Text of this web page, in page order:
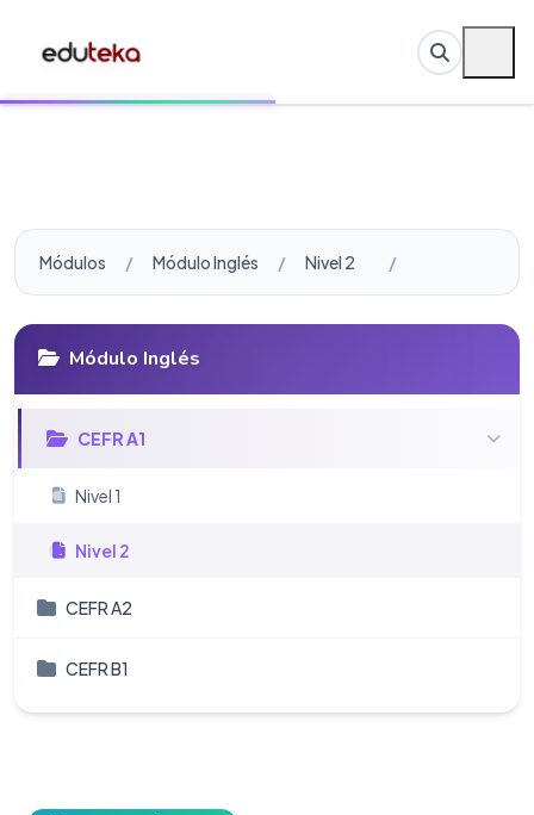
Módulos Módulo Inglés Nivel 2
Módulo Inglés
CEFR A1
Nivel 1
Nivel 2
CEFR A2
CEFR B1